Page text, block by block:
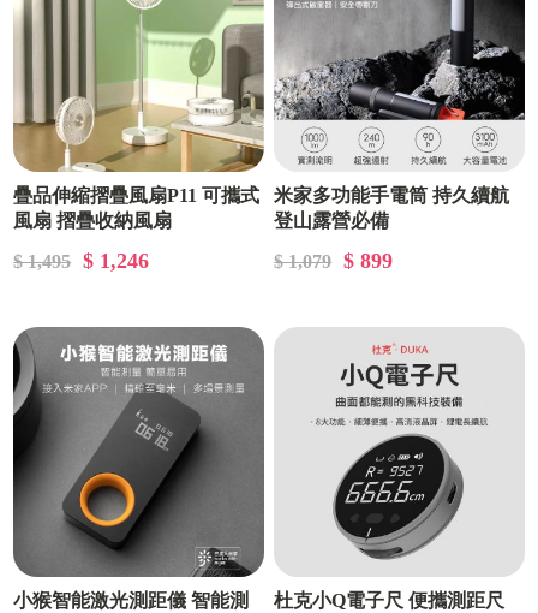
疊品伸縮摺疊風扇P11 可攜式
風扇 摺疊收納風扇
$ 1,495
$ 1,246
米家多功能手電筒 持久續航
登山露營必備
$ 1,079
$ 899
小猴智能激光測距儀 智能測
杜克小Q電子尺 便攜測距尺